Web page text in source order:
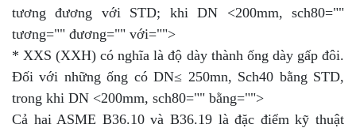
tương đương với STD; khi DN <200mm, sch80=""
tương="" đương="" với="">
* XXS (XXH) có nghĩa là độ dày thành ống dày gấp đôi.
Đối với những ống có DN≤ 250mn, Sch40 bằng STD,
trong khi DN <200mm, sch80="" bằng="">
Cả hai ASME B36.10 và B36.19 là đặc điểm kỹ thuật